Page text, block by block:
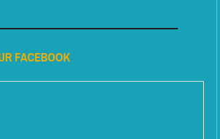
FACEBOOK